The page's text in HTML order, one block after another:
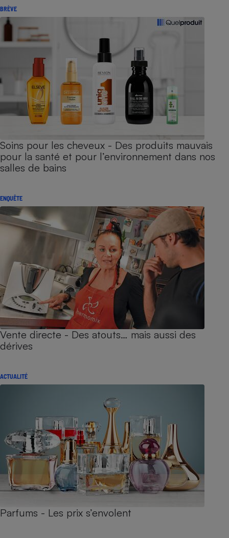
BRÈVE
Soins pour les cheveux - Des produits mauvais
pour la santé et pour l’environnement dans nos
salles de bains
ENQUÊTE
Vente directe - Des atouts… mais aussi des
dérives
ACTUALITÉ
Parfums - Les prix s’envolent